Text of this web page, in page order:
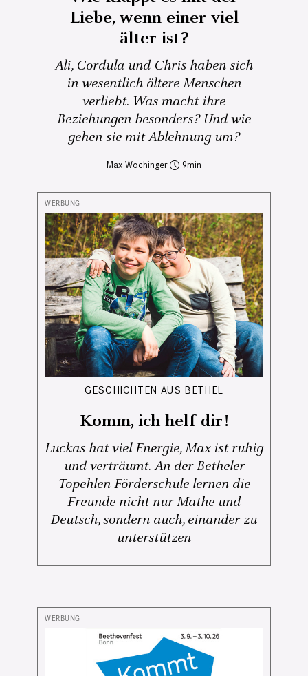
Liebe, wenn einer viel
älter ist?
Ali, Cordula und Chris haben sich
in wesentlich ältere Menschen
verliebt. Was macht ihre
Beziehungen besonders? Und wie
gehen sie mit Ablehnung um?
Max Wochinger 9
GESCHICHTEN AUS BETHEL
Komm, ich helf dir!
Luckas hat viel Energie, Max ist ruhig
und verträumt. An der Betheler
Topehlen-Förderschule lernen die
Freunde nicht nur Mathe und
Deutsch, sondern auch, einander zu
unterstützen